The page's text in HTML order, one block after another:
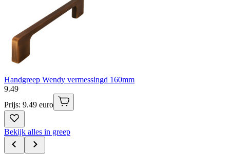
Handgreep Wendy vermessingd 160mm
9.49
Prijs: 9.49 euro
Bekijk alles in greep